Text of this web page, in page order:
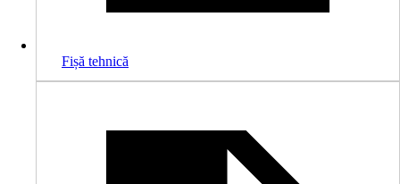
Fișă tehnică